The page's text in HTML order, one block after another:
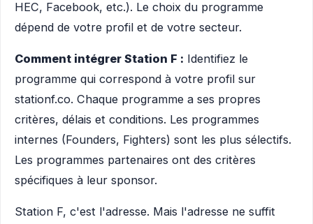
HEC, Facebook, etc.). Le choix du programme
dépend de votre profil et de votre secteur.
Comment intégrer Station F : Identifiez le
programme qui correspond à votre profil sur
stationf.co. Chaque programme a ses propres
critères, délais et conditions. Les programmes
internes (Founders, Fighters) sont les plus sélectifs.
Les programmes partenaires ont des critères
spécifiques à leur sponsor.
Station F, c'est l'adresse. Mais l'adresse ne suffit